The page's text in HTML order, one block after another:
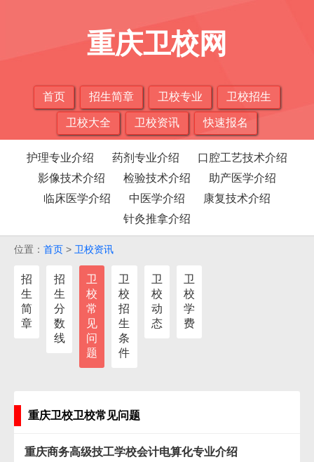
重庆卫校网
首页 招生简章 卫校专业 卫校招生
卫校大全 卫校资讯 快速报名
护理专业介绍 药剂专业介绍
口腔工艺技术介绍
影像技术介绍
检验技术介绍
助产医学介绍
临床医学介绍
中医学介绍
康复技术介绍
针灸推拿介绍
位置： 首页 > 卫校资讯
招
生
简
章
招
生
分
数
线
卫
校
常
见
问
题
卫
校
招
生
条
件
卫
校
动
态
卫
校
学
费
重庆卫校卫校常见问题
重庆商务高级技工学校会计电算化专业介绍